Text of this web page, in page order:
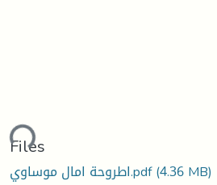
Files
اطروحة امال موساوي.pdf(4.36 MB)